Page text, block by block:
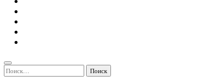
Найти: